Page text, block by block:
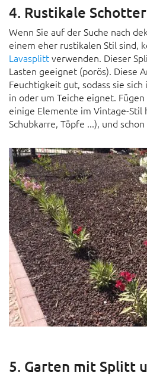
4. Rustikale
Wenn Sie auf der Suche nach
einem eher rustikalen Stil sind,
Lavasplittverwenden. Dieser
Lasten geeignet (porös). Diese
Feuchtigkeit gut, sodass sie
in oder um Teiche eignet.
einige Elemente im Vintage-Stil
Schubkarre, Töpfe ...), und
5. Garten mit Splitt